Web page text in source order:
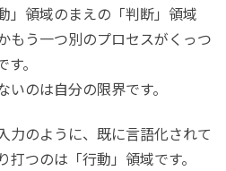
」領域のまえの「判断」領域
もう一つ別のプロセスがくっつ
。
のは自分の限界です。
力のように、既に言語化されて
つのは「行動」領域です。